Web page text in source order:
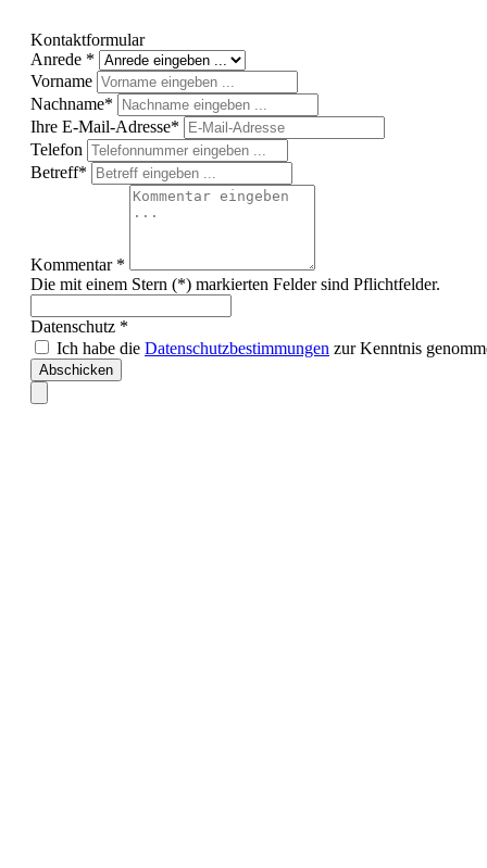
Kontaktformular
Anrede *
Vorname
Nachname*
Ihre E-Mail-Adresse*
Telefon
Betreff*
Kommentar *
Die mit einem Stern (*) markierten Felder sind Pflichtfelder.
Datenschutz *
Ich habe die Datenschutzbestimmungen zur Kenntnis
Abschicken